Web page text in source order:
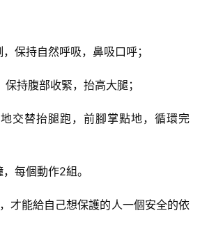
保持自然呼吸，鼻吸口呼；
持腹部收緊，抬高大腿；
交替抬腿跑，前腳掌點地，循環完
每個動作2組。
才能給自己想保護的人一個安全的依